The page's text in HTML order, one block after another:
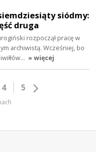
siódmy:
druga
rozpoczął pracę w
archiwistą. Wcześniej, bo
» więcej
4 5